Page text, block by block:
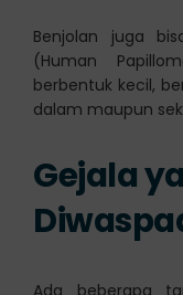
Benjolan juga
(Human
berbentuk kecil,
dalam maupun
Gejala